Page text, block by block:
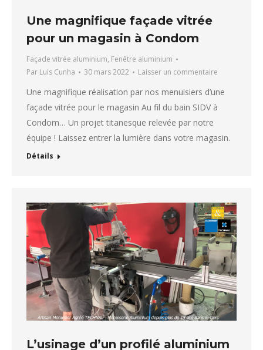
Une magnifique façade vitrée
pour un magasin à Condom
Façade vitrée aluminium, Fenêtre aluminium
Par Luis Cunha 30 mars 2022 Laisser un commentaire
Une magnifique réalisation par nos menuisiers d’une
façade vitrée pour le magasin Au fil du bain SIDV à
Condom… Un projet titanesque relevée par notre
équipe ! Laissez entrer la lumière dans votre magasin.
Détails
L’usinage d’un profilé aluminium